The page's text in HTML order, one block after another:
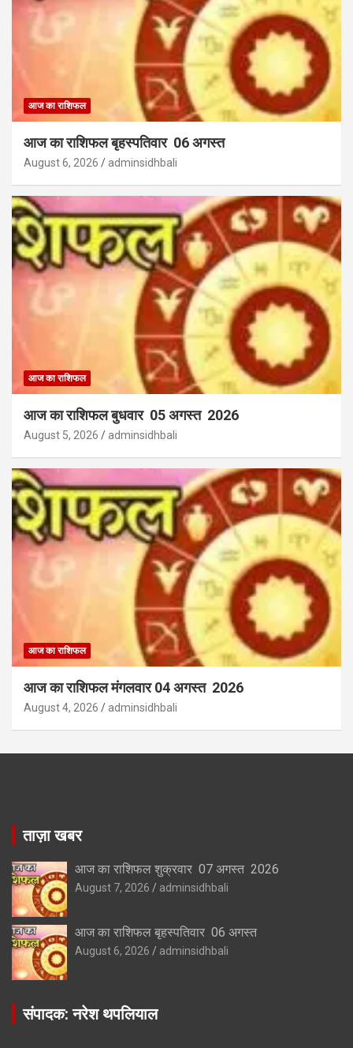
आज का राशिफल
आज का राशिफल बृहस्पतिवार 06 अगस्त
August 6, 2026 adminsidhbali
आज का राशिफल
आज का राशिफल बुधवार 05 अगस्त 2026
August 5, 2026 adminsidhbali
आज का राशिफल
आज का राशिफल मंगलवार 04 अगस्त 2026
August 4, 2026 adminsidhbali
ताज़ा खबर
आज का राशिफल शुक्रवार 07 अगस्त 2026
August 7, 2026 adminsidhbali
आज का राशिफल बृहस्पतिवार 06 अगस्त
August 6, 2026 adminsidhbali
संपादक: नरेश थपलियाल